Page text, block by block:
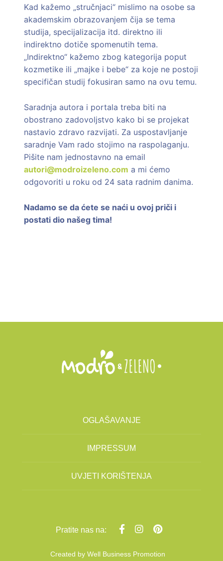
Kad kažemo „stručnjaci“ mislimo na osobe sa
akademskim obrazovanjem čija se tema
studija, specijalizacija itd. direktno ili
indirektno dotiče spomenutih tema.
„Indirektno“ kažemo zbog kategorija poput
kozmetike ili „majke i bebe“ za koje ne postoji
specifičan studij fokusiran samo na ovu temu.
Saradnja autora i portala treba biti na
obostrano zadovoljstvo kako bi se projekat
nastavio zdravo razvijati. Za uspostavljanje
saradnje Vam rado stojimo na raspolaganju.
Pišite nam jednostavno na email
autori@modroizeleno.com a mi ćemo
odgovoriti u roku od 24 sata radnim danima.
Nadamo se da ćete se naći u ovoj priči i
postati dio našeg tima!
OGLAŠAVANJE
IMPRESSUM
UVJETI KORIŠTENJA
Pratite nas na:
Created by Well Business Promotion